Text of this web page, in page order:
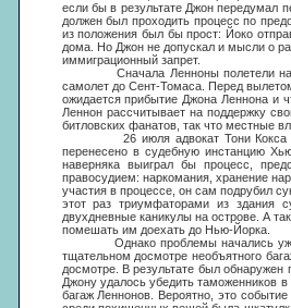
если бы в результате Джон передумал
должен был проходить процесс по
из положения был бы прост: Йоко
дома. Но Джон не допускал и мысли о
иммиграционный запрет.
Сначала Ленноны полетели на
самолет до Сент-Томаса. Перед
ожидается прибытие Джона Леннона и
Леннон рассчитывает на поддержку
битловских фанатов, так что местные
26 июля адвокат Тони Кокса
перенесено в судебную инстанцию
наверняка выиграл бы процесс,
правосудием: наркомания, хранение
участия в процессе, он сам подрубил
этот раз триумфаторами из здания
двухдневные каникулы на острове. А
помешать им доехать до Нью-Йорка.
Однако проблемы начались уже в
тщательном досмотре необъятного
досмотре. В результате был обнаружен
Джону удалось убедить таможенников
багаж Леннонов. Вероятно, это